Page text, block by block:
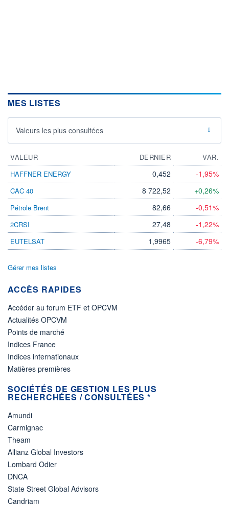
MES LISTES
Valeurs les plus consultées
VALEUR DERNIER
VAR.
HAFFNER ENERGY
0,452 -1,95%
CAC 40 8 722,52 +0,26%
Pétrole Brent 82,66 -0,51%
2CRSI 27,48 -1,22%
EUTELSAT 1,9965 -6,79%
Gérer mes listes
ACCÈS RAPIDES
Accéder au forum ETF et OPCVM
Actualités OPCVM
Points de marché
Indices France
Indices internationaux
Matières premières
SOCIÉTÉS DE GESTION LES PLUS
RECHERCHÉES / CONSULTÉES *
Amundi
Carmignac
Theam
Allianz Global Investors
Lombard Odier
DNCA
State Street Global Advisors
Candriam